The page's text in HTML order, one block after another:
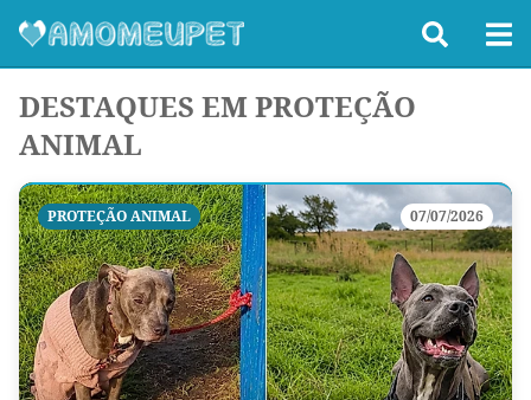
DESTAQUES EM PROTEÇÃO
ANIMAL
PROTEÇÃO ANIMAL 07/07/2026